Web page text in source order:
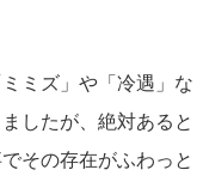
ミズ」や「冷遇」な
したが、絶対あると
その存在がふわっと